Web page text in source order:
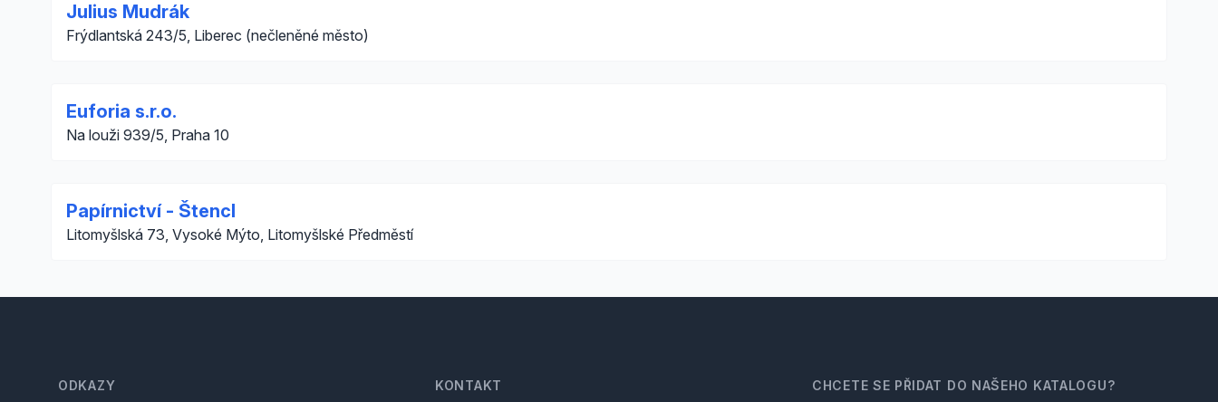
Julius Mudrák
Frýdlantská 243/5, Liberec (nečleněné město)
Euforia s.r.o.
Na louži 939/5, Praha 10
Papírnictví - Štencl
Litomyšlská 73, Vysoké Mýto, Litomyšlské Předměstí
ODKAZY KONTAKT CHCETE SE PŘIDAT DO NAŠEHO KATALOGU?